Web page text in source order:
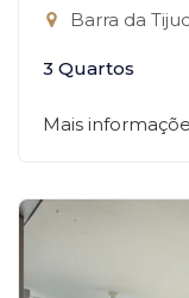
Barra da
3 Quartos
Mais